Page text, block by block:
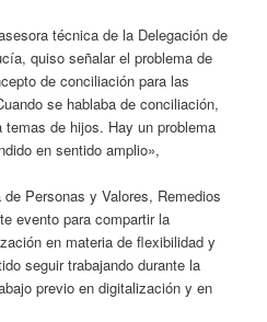
técnica de la Delegación de
quiso señalar el problema de
de conciliación para las
se hablaba de conciliación,
de hijos. Hay un problema
en sentido amplio»,
Personas y Valores, Remedios
evento para compartir la
en materia de flexibilidad y
seguir trabajando durante la
previo en digitalización y en